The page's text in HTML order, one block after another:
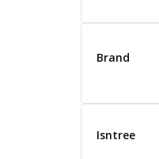
Brand
Isntree